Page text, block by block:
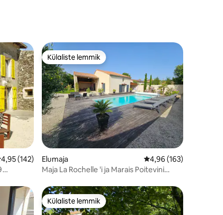
hinnang 4,95/5, 142 hinnangut
4,95 (142)
Külaliste lemmik
Külaliste lemmik
Elumaja Keskmine hinnang
4,96 (163)
Maja La Rochelle 'i ja Marais Poitevini
Külaliste lemmik
Külaliste lemmik